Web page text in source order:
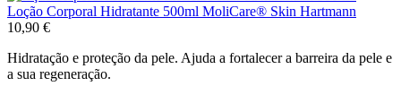
Loção Corporal Hidratante 500ml MoliCare® Skin Hartmann
10,90 €
Hidratação e proteção da pele. Ajuda a fortalecer a barreira da pele e
a sua regeneração.